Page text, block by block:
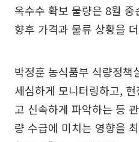
옥수수 확보 물량은 8월
향후 가격과 물류 상황을
박정훈 농식품부 식량정책
세심하게 모니터링하고,
고 신속하게 파악하는 등
량 수급에 미치는 영향을